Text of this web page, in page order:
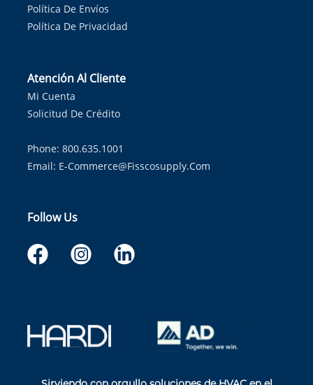
Política De Envíos
Política De Privacidad
Atención Al Cliente
Mi Cuenta
Solicitud De Crédito
Phone: 800.635.1001
Email: E-Commerce@fisscosupply.com
Follow Us